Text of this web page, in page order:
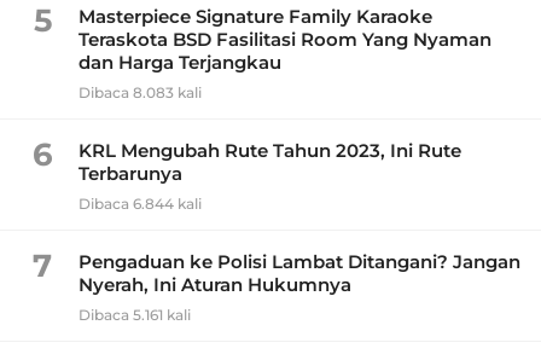
5
Masterpiece Signature Family Karaoke
Teraskota BSD Fasilitasi Room Yang Nyaman
dan Harga Terjangkau
Dibaca 8.083 kali
6
KRL Mengubah Rute Tahun 2023, Ini Rute
Terbarunya
Dibaca 6.844 kali
7
Pengaduan ke Polisi Lambat Ditangani? Jangan
Nyerah, Ini Aturan Hukumnya
Dibaca 5.161 kali